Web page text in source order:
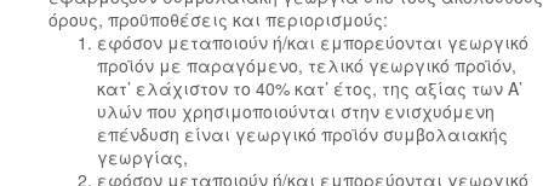
όρους, προϋποθέσεις και περιορισμούς:
εφόσον μεταποιούν ή/και εμπορεύονται γεωργικό
προϊόν με παραγόμενο, τελικό γεωργικό προϊόν,
κατ’ ελάχιστον το 40% κατ’ έτος, της αξίας των Α’
υλών που χρησιμοποιούνται στην ενισχυόμενη
επένδυση είναι γεωργικό προϊόν συμβολαιακής
γεωργίας,
εφόσον μεταποιούν ή/και εμπορεύονται γεωργικό